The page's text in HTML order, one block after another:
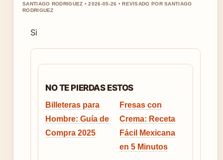
SANTIAGO RODRIGUEZ • 2026-05-26 • REVISADO POR SANTIAGO
RODRIGUEZ
Si
NO TE PIERDAS ESTOS
Billeteras para
Hombre: Guía de
Compra 2025
Fresas con
Crema: Receta
Fácil Mexicana
en 5 Minutos